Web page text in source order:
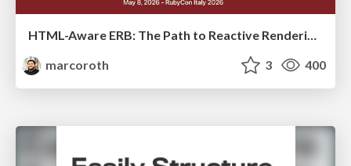
HTML-Aware ERB: The Path to Reactive Rendering @ RubyCon 2026, Rimini, Italy
marcoroth
3 400